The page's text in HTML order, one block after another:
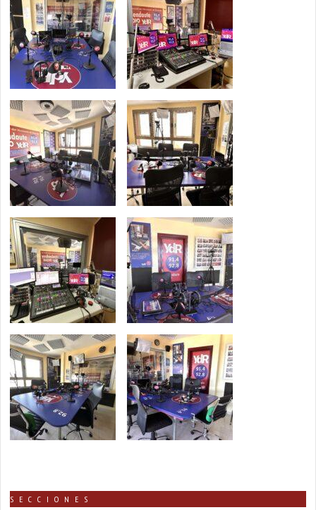
SECCIONES